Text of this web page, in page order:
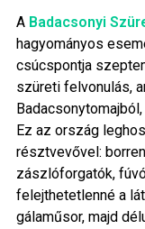
A Badacsonyi
hagyományos
csúcspontja
szüreti felvonulás,
Ez az ország
résztvevővel:
zászlóforgatók,
felejthetetlenné a
gálaműsor, majd